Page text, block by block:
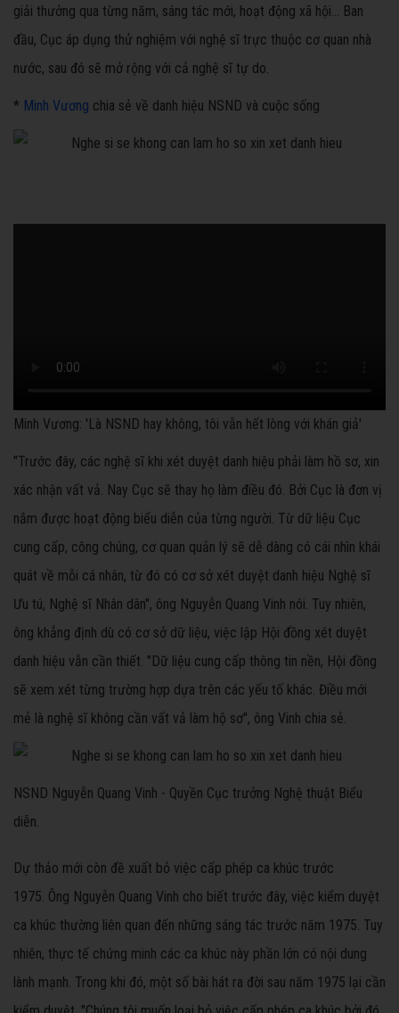
giải thưởng qua từng năm, sáng tác mới, hoạt động xã hội... Ban
đầu, Cục áp dụng thử nghiệm với nghệ sĩ trực thuộc cơ quan nhà
nước, sau đó sẽ mở rộng với cả nghệ sĩ tự do.
* Minh Vương chia sẻ về danh hiệu NSND và cuộc sống
Minh Vương: 'Là NSND hay không, tôi vẫn hết lòng với khán giả'
"Trước đây, các nghệ sĩ khi xét duyệt danh hiệu phải làm hồ sơ, xin
xác nhận vất vả. Nay Cục sẽ thay họ làm điều đó. Bởi Cục là đơn vị
nắm được hoạt động biểu diễn của từng người. Từ dữ liệu Cục
cung cấp, công chúng, cơ quan quản lý sẽ dễ dàng có cái nhìn khái
quát về mỗi cá nhân, từ đó có cơ sở xét duyệt danh hiệu Nghệ sĩ
Ưu tú, Nghệ sĩ Nhân dân", ông Nguyễn Quang Vinh nói. Tuy nhiên,
ông khẳng định dù có cơ sở dữ liệu, việc lập Hội đồng xét duyệt
danh hiệu vẫn cần thiết. "Dữ liệu cung cấp thông tin nền, Hội đồng
sẽ xem xét từng trường hợp dựa trên các yếu tố khác. Điều mới
mẻ là nghệ sĩ không cần vất vả làm hộ sơ", ông Vinh chia sẻ.
NSND Nguyễn Quang Vinh - Quyền Cục trưởng Nghệ thuật Biểu
diễn.
Dự thảo mới còn đề xuất bỏ việc cấp phép ca khúc trước
1975. Ông Nguyễn Quang Vinh cho biết trước đây, việc kiểm duyệt
ca khúc thường liên quan đến những sáng tác trước năm 1975. Tuy
nhiên, thực tế chứng minh các ca khúc này phần lớn có nội dung
lành mạnh. Trong khi đó, một số bài hát ra đời sau năm 1975 lại cần